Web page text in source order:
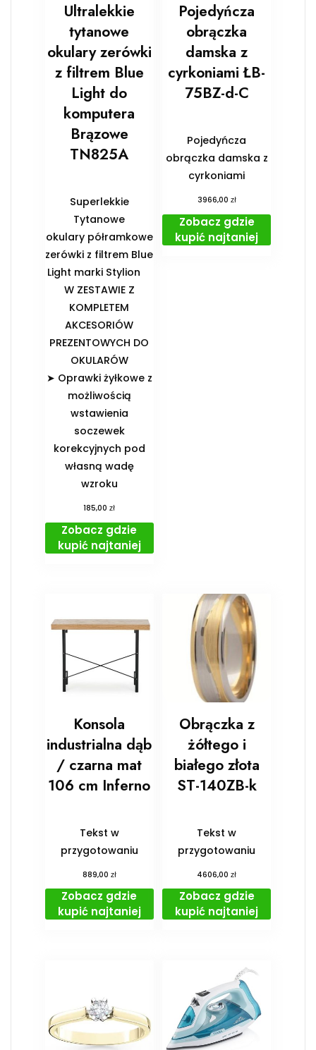
Ultralekkie
tytanowe
okulary zerówki
z filtrem Blue
Light do
komputera
Brązowe
TN825A
Superlekkie
Tytanowe
okulary półramkowe
zerówki z filtrem Blue
Light marki Stylion
️W ZESTAWIE Z
KOMPLETEM
AKCESORIÓW
PREZENTOWYCH DO
OKULARÓW️
➤ Oprawki żyłkowe z
możliwością
wstawienia
soczewek
korekcyjnych pod
własną wadę
wzroku
185,00zł
Zobacz gdzie
kupić najtaniej
Pojedyńcza
obrączka
damska z
cyrkoniami ŁB-
75BZ-d-C
Pojedyńcza
obrączka damska z
cyrkoniami
3966,00 zł
Zobacz gdzie
kupić najtaniej
Konsola
industrialna dąb
/ czarna mat
106 cm Inferno
Tekst w
przygotowaniu
889,00 zł
Zobacz gdzie
kupić najtaniej
Obrączka z
żółtego i
białego złota
ST-140ZB-k
Tekst w
przygotowaniu
4606,00zł
Zobacz gdzie
kupić najtaniej